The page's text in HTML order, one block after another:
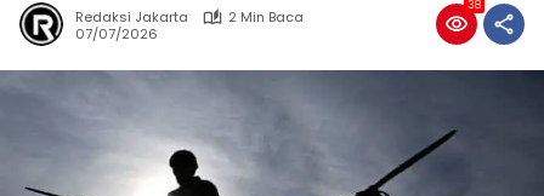
Redaksi Jakarta
2 Min Baca
07/07/2026
38